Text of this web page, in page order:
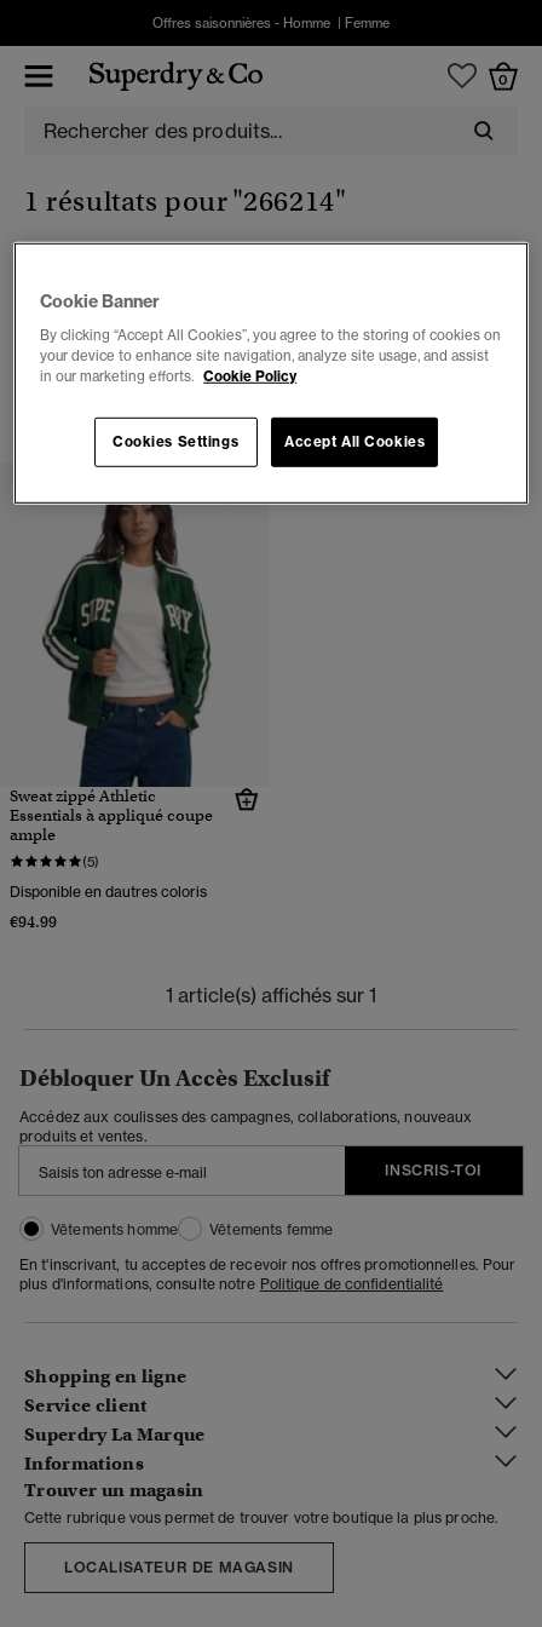
Offres saisonnières - Homme Femme
0
1 résultats pour"266214"
Femme
1 ARTICLES
FILTRER ET TRIER
Sweat zippé Athletic
Essentials à appliqué coupe
ample
(5)
Disponible en dautres coloris
€94.99
1 article(s) affichés sur 1
Débloquer Un Accès Exclusif
Accédez aux coulisses des campagnes, collaborations, nouveaux
produits et ventes.
INSCRIS-TOI
Vêtements homme
Vêtements femme
En t'inscrivant, tu acceptes de recevoir nos offres promotionnelles. Pour
plus d'informations, consulte notre Politique de confidentialité
Shopping en ligne
Service client
Superdry La Marque
Informations
Trouver un magasin
Cette rubrique vous permet de trouver votre boutique la plus proche.
LOCALISATEUR DE MAGASIN
Cookie Banner
By clicking “Accept All Cookies”, you agree to the storing of cookies on
your device to enhance site navigation, analyze site usage, and assist
in our marketing efforts. Cookie Policy
Cookies Settings Accept All Cookies